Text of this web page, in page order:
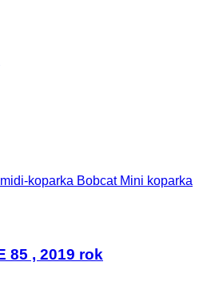
midi-koparka Bobcat Mini koparka
85 , 2019 rok